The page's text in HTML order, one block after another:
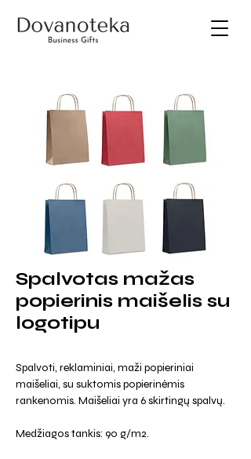
Spalvotas mažas
popierinis maišelis su
logotipu
Spalvoti, reklaminiai, maži popieriniai
maišeliai, su suktomis popierinėmis
rankenomis. Maišeliai yra 6 skirtingų spalvų.
Medžiagos tankis: 90 g/m2.